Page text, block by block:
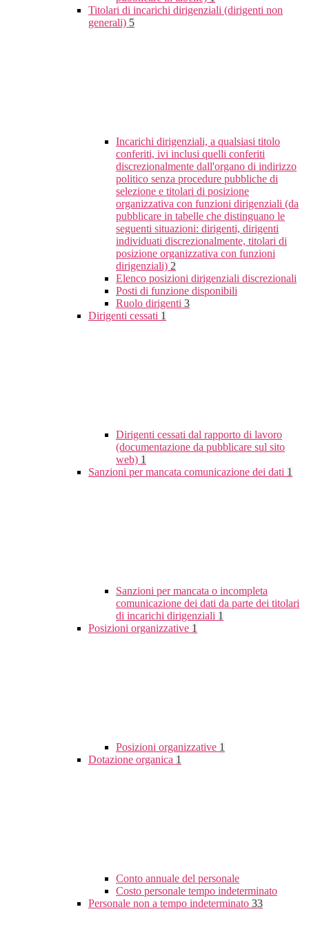
Titolari di incarichi dirigenziali (dirigenti non
generali) 5
Incarichi dirigenziali, a qualsiasi titolo
conferiti, ivi inclusi quelli conferiti
discrezionalmente dall'organo di indirizzo
politico senza procedure pubbliche di
selezione e titolari di posizione
organizzativa con funzioni dirigenziali (da
pubblicare in tabelle che distinguano le
seguenti situazioni: dirigenti, dirigenti
individuati discrezionalmente, titolari di
posizione organizzativa con funzioni
dirigenziali) 2
Elenco posizioni dirigenziali discrezionali
Posti di funzione disponibili
Ruolo dirigenti 3
Dirigenti cessati 1
Dirigenti cessati dal rapporto di lavoro
(documentazione da pubblicare sul sito
web) 1
Sanzioni per mancata comunicazione dei dati 1
Sanzioni per mancata o incompleta
comunicazione dei dati da parte dei titolari
di incarichi dirigenziali 1
Posizioni organizzative 1
Posizioni organizzative 1
Dotazione organica 1
Conto annuale del personale
Costo personale tempo indeterminato
Personale non a tempo indeterminato 33